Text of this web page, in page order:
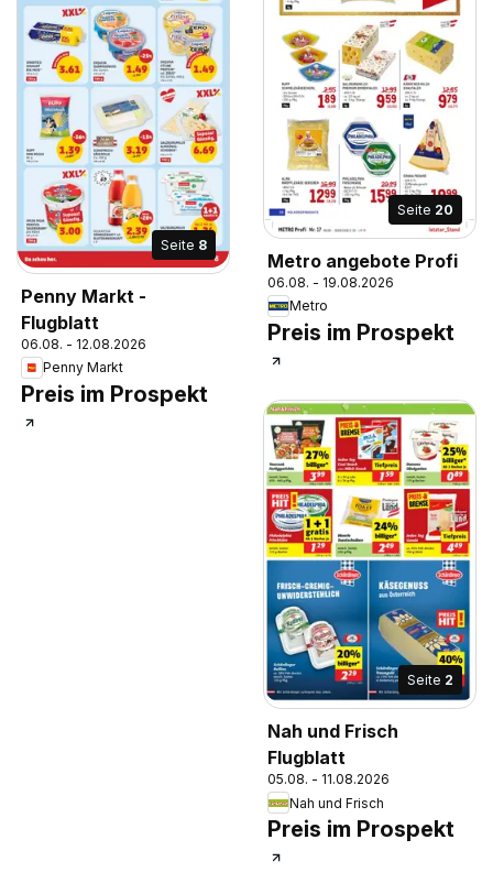
Seite 8
Penny Markt -
Flugblatt
06.08. - 12.08.2026
Penny Markt
Preis im Prospekt
Seite 20
Metro angebote Profi
06.08. - 19.08.2026
Metro
Preis im Prospekt
Seite 2
Nah und Frisch
Flugblatt
05.08. - 11.08.2026
Nah und Frisch
Preis im Prospekt